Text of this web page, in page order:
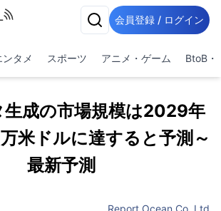
会員登録 / ログイン
ンタメ スポーツ アニメ・ゲーム BtoB・
生成の市場規模は2029年
米ドルに達すると予測～
最新予測
Report Ocean Co. Ltd.